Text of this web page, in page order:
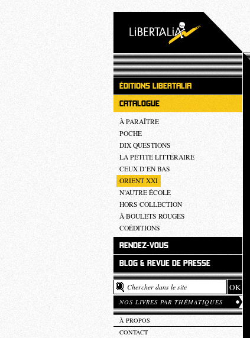
ÉDITIONS LIBERTALIA
CATALOGUE
À PARAÎTRE
POCHE
DIX QUESTIONS
LA PETITE LITTÉRAIRE
CEUX D’EN BAS
ORIENT XXI
N’AUTRE ÉCOLE
HORS COLLECTION
À BOULETS ROUGES
COÉDITIONS
RENDEZ-VOUS
BLOG & REVUE DE PRESSE
NOS LIVRES PAR THÉMATIQUES
À PROPOS
CONTACT